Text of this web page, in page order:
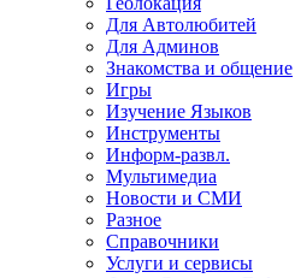
Для Автолюбитей
Для Админов
Знакомства и общение
Игры
Изучение Языков
Инструменты
Информ-развл.
Мультимедиа
Новости и СМИ
Разное
Справочники
Услуги и сервисы